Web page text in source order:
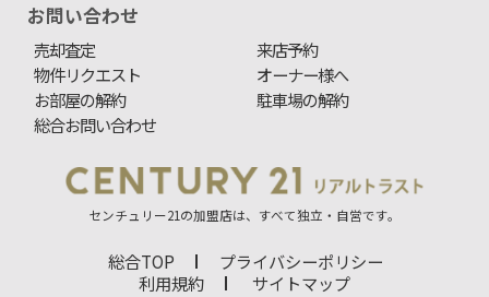
お問い合わせ
売却査定
来店予約
物件リクエスト
オーナー様へ
お部屋の解約
駐車場の解約
総合お問い合わせ
センチュリー21の加盟店は、すべて独立・自営です。
総合TOP
プライバシーポリシー
利用規約
サイトマップ